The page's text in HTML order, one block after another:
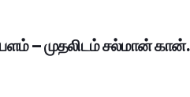
– முதலிடம் சல்மான்